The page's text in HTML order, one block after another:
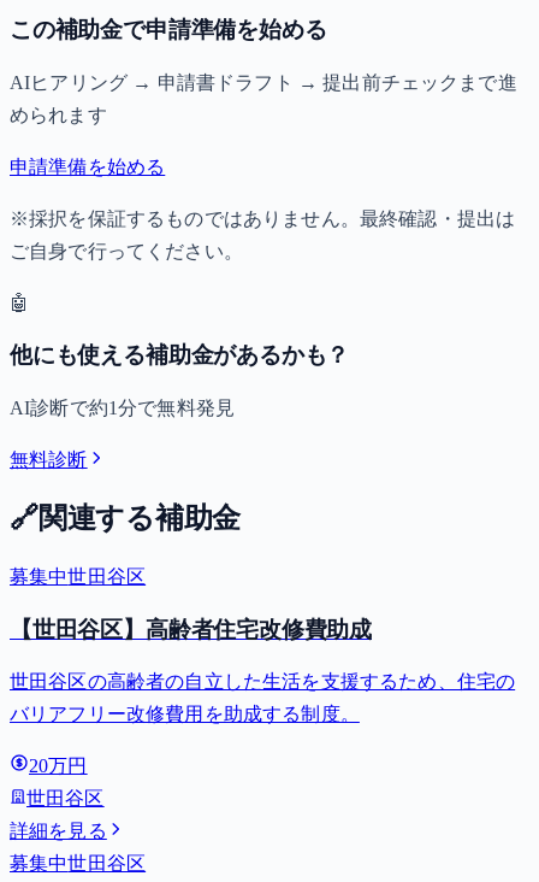
この補助金で申請準備を始める
AIヒアリング → 申請書ドラフト → 提出前チェックまで進
められます
申請準備を始める
※採択を保証するものではありません。最終確認・提出は
ご自身で行ってください。
🤖
他にも使える補助金があるかも？
AI診断で約1分で無料発見
無料診断
🔗関連する補助金
募集中世田谷区
【世田谷区】高齢者住宅改修費助成
世田谷区の高齢者の自立した生活を支援するため、住宅の
バリアフリー改修費用を助成する制度。
20万円
世田谷区
詳細を見る
募集中世田谷区